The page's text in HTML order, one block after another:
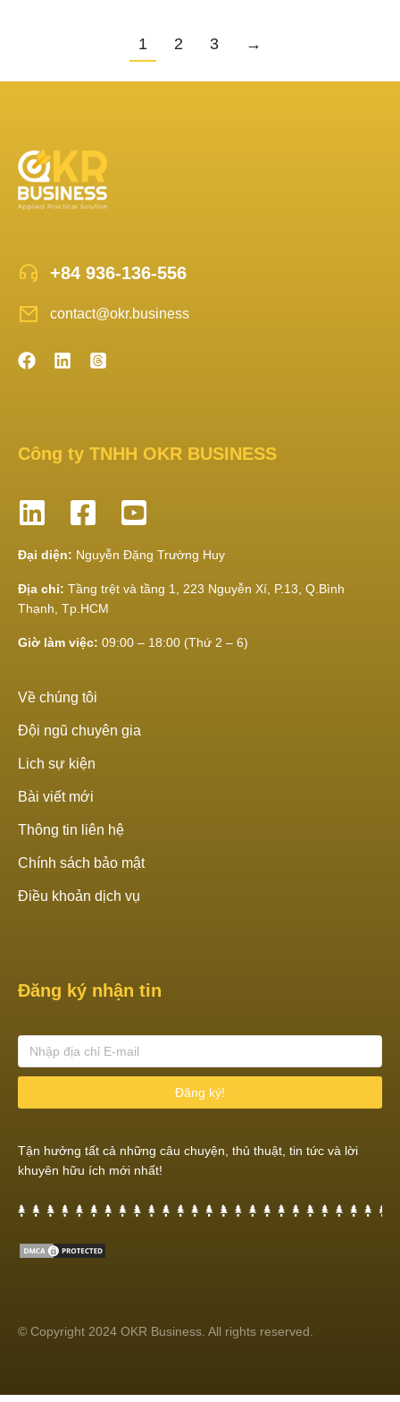
1 2 3 →
+84 936-136-556
contact@okr.business
Công ty TNHH OKR BUSINESS
Đại diện: Nguyễn Đặng Trường Huy
Địa chỉ: Tầng trệt và tầng 1, 223 Nguyễn Xí, P.13, Q.Bình
Thạnh, Tp.HCM
Giờ làm việc: 09:00 – 18:00 (Thứ 2 – 6)
Về chúng tôi
Đội ngũ chuyên gia
Lich sự kiện
Bài viết mới
Thông tin liên hệ
Chính sách bảo mật
Điều khoản dịch vụ
Đăng ký nhận tin
Đăng ký!
Tận hưởng tất cả những câu chuyện, thủ thuật, tin tức và lời
khuyên hữu ích mới nhất!
© Copyright 2024 OKR Business. All rights reserved.